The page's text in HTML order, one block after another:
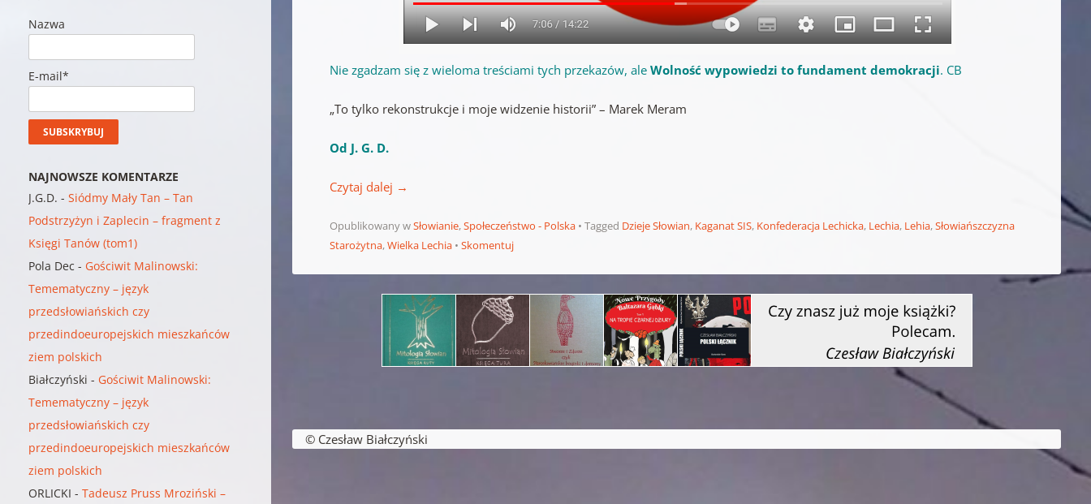
Nie zgadzam się z wieloma treściami tych przekazów, aleWolność wypowiedzi to fundament demokracji. CB
„To tylko rekonstrukcje i moje widzenie historii” – Marek Meram
Od J. G. D.
Czytaj dalej →
Opublikowany wSłowianie,Społeczeństwo - Polska Tagged Dzieje Słowian, Kaganat SIS, Konfederacja Lechicka, Lechia, Lehia,Słowiańszczyzna
Starożytna,Wielka Lechia Skomentuj
Nazwa
E-mail*
NAJNOWSZE KOMENTARZE
J.G.D. -Siódmy Mały Tan – Tan
Podstrzyżyn i Zaplecin – fragment z
Księgi Tanów (tom1)
Pola Dec - Gościwit Malinowski:
Temematyczny – język
przedsłowiańskich czy
przedindoeuropejskich mieszkańców
ziem polskich
Białczyński - Gościwit Malinowski:
Temematyczny – język
przedsłowiańskich czy
przedindoeuropejskich mieszkańców
ziem polskich
ORLICKI -Tadeusz Pruss Mroziński –
© Czesław Białczyński